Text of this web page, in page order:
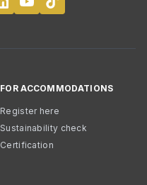
FOR ACCOMMODATIONS
Register here
Sustainability check
Certification